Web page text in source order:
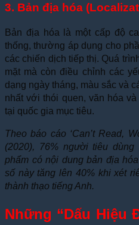
3. Bản địa hóa
Bản địa hóa là một cấp độ
thống, thường áp dụng cho
các chiến dịch tiếp thị. Quá
mặt mà còn điều chỉnh các
dạng ngày tháng, màu sắc và
nhất với thói quen, văn hóa
tại quốc gia mục tiêu.
Theo báo cáo ‘Can’t Read,
(2020), 76% người tiêu
phẩm có nội dung bản địa
số này tăng lên 40% khi xét
thành thạo tiếng Anh.
Những “Dấu Hiệu